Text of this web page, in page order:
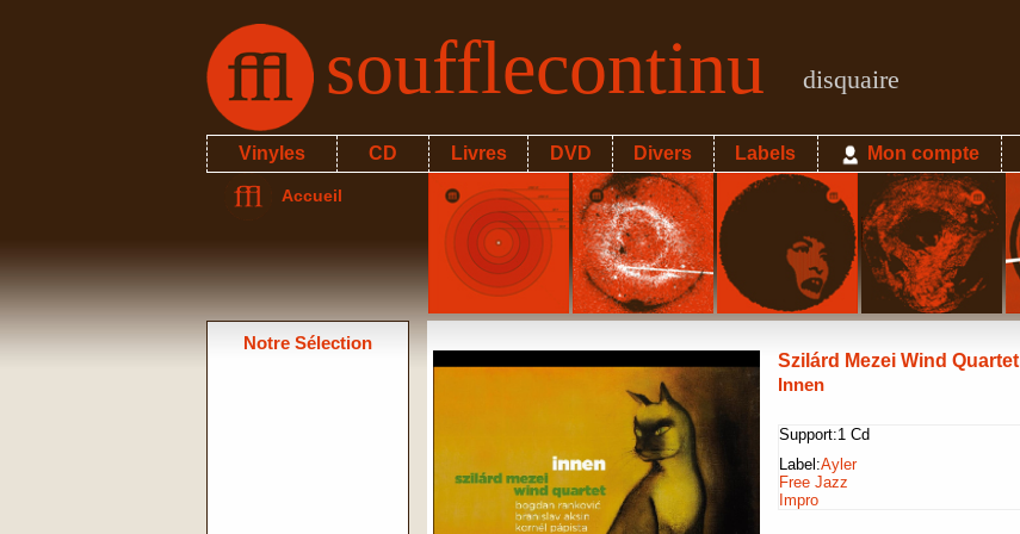
soufflecontinu disquaire
Vinyles CD Livres DVD Divers Labels Mon compte
Accueil
Notre Sélection
Szilárd Mezei Wind Quartet
Innen
Support:1 Cd
Label:Ayler
Free Jazz
Impro